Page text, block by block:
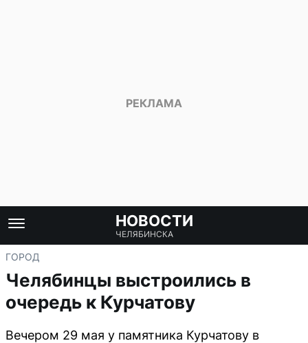
НОВОСТИ
ЧЕЛЯБИНСКА
ГОРОД
Челябинцы выстроились в
очередь к Курчатову
Вечером 29 мая у памятника Курчатову в